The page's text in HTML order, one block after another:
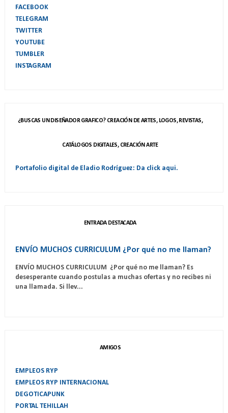
FACEBOOK
TELEGRAM
TWITTER
YOUTUBE
TUMBLER
INSTAGRAM
¿BUSCAS UN DISEÑADOR GRAFICO? CREACIÓN DE ARTES, LOGOS, REVISTAS,
CATÁLOGOS DIGITALES, CREACIÓN ARTE
Portafolio digital de Eladio Rodríguez: Da click aqui.
ENTRADA DESTACADA
ENVÍO MUCHOS CURRICULUM ¿Por qué no me llaman?
ENVÍO MUCHOS CURRICULUM ¿Por qué no me llaman? Es
desesperante cuando postulas a muchas ofertas y no recibes ni
una llamada. Si llev...
AMIGOS
EMPLEOS RYP
EMPLEOS RYP INTERNACIONAL
DEGOTICAPUNK
PORTAL TEHILLAH